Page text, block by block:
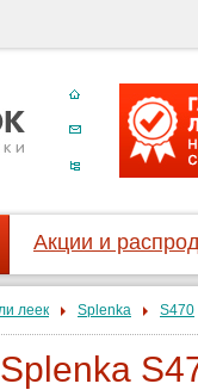
Акции и
леек Splenka S470